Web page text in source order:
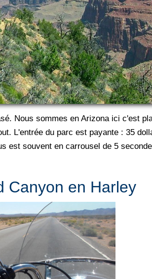
Nous sommes en Arizona ici c'est
L'entrée du parc est payante : 35
est souvent en carrousel de 5
Canyon en Harley